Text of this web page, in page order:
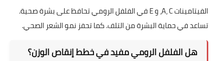
الفيتامينات A، C، و E في الفلفل الرومي تحافظ على بشرة صحية.
تساعد في حماية البشرة من التلف. كما تحفز نمو الشعر الصحي.
هل الفلفل الرومي مفيد في خطط إنقاص الوزن؟